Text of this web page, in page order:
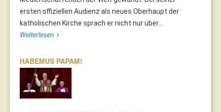
ersten offiziellen Audienz als neues Oberhaupt der
katholischen Kirche sprach er nicht nur über...
Weiterlesen
HABEMUS PAPAM!